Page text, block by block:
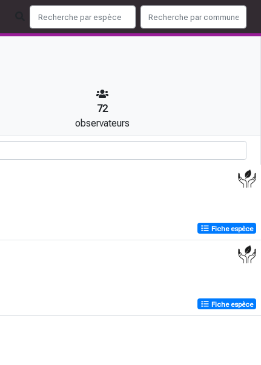
72
observateurs
Fiche espèce
Fiche espèce